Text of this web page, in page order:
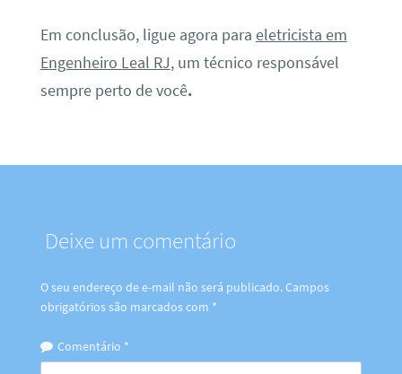
Em conclusão, ligue agora para eletricista em
Engenheiro Leal RJ, um técnico responsável
sempre perto de você.
Deixe um comentário
O seu endereço de e-mail não será publicado.Campos
obrigatórios são marcados com *
Comentário *